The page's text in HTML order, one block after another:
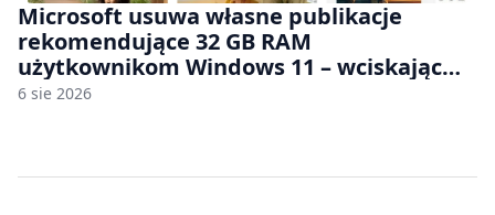
Microsoft usuwa własne publikacje
rekomendujące 32 GB RAM
użytkownikom Windows 11 – wciskając
nam przy tym komputery z 8 GB RAM po
6 sie 2026